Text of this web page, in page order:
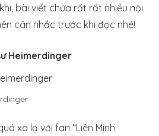
bài viết chứa rất rất nhiều nội
cân nhắc trước khi đọc nhé!
Heimerdinger
xa lạ với fan “Liên Minh